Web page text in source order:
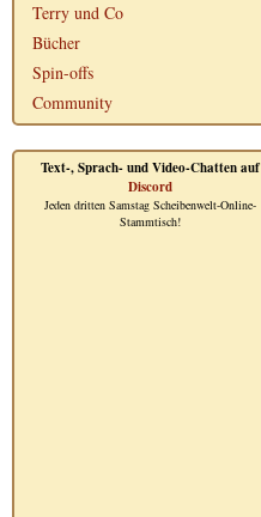
Terry und Co
Bücher
Spin-offs
Community
Text-, Sprach- und Video-Chatten auf
Discord
Jeden dritten Samstag Scheibenwelt-Online-
Stammtisch!